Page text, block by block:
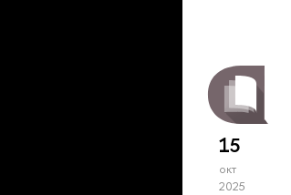
15
окт
2025